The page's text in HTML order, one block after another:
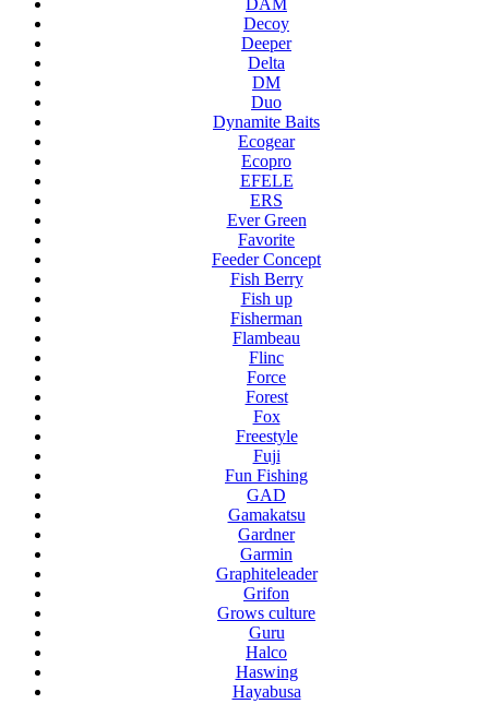
DAM
Decoy
Deeper
Delta
DM
Duo
Dynamite Baits
Ecogear
Ecopro
EFELE
ERS
Ever Green
Favorite
Feeder Concept
Fish Berry
Fish up
Fisherman
Flambeau
Flinc
Force
Forest
Fox
Freestyle
Fuji
Fun Fishing
GAD
Gamakatsu
Gardner
Garmin
Graphiteleader
Grifon
Grows culture
Guru
Halco
Haswing
Hayabusa